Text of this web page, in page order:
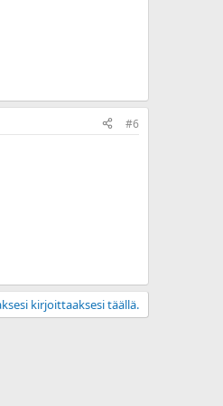
#6
kirjoittaaksesi täällä.